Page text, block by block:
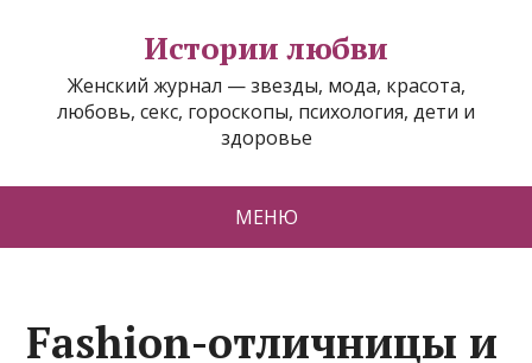
Истории любви
Женский журнал — звезды, мода, красота,
любовь, секс, гороскопы, психология, дети и
здоровье
МЕНЮ
Fashion-отличницы и